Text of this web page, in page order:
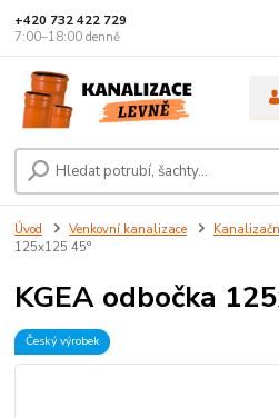
+420 732 422 729
7:00–18:00 denně
Úvod Venkovní kanalizace
125x125 45°
KGEA odbočka
Český výrobek